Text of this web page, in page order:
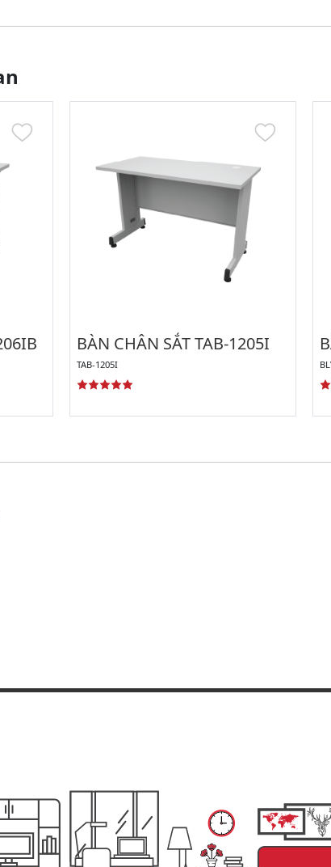
BÀN CHÂN SẮT TAB-1205I
TAB-1205I